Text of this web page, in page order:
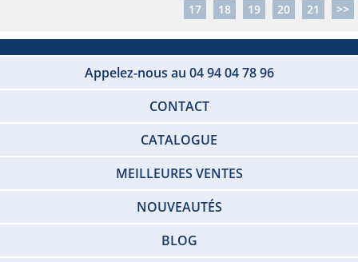
17
18 19 20 21 >>
Appelez-nous au 04 94 04 78 96
CONTACT
CATALOGUE
MEILLEURES VENTES
NOUVEAUTÉS
BLOG